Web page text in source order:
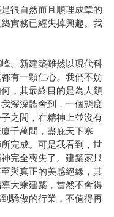
很自然而且順理成章的
實務已經失掉興趣。我
。新建築雖然以現代科
有一顆仁心。我們不妨
，其最終目的是為人類
深深體會到，一個態度
之間，在精神上並沒有
千萬間，盡庇天下寒
完成。可是我看到，世
完全喪失了。建築家只
與真正的美感絕緣，其
大乘建築，當然不會得
驕傲的行業，不值得再